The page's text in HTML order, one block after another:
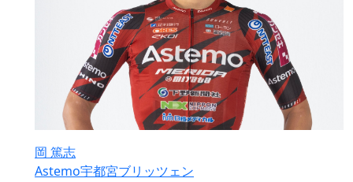
岡 篤志
Astemo宇都宮ブリッツェン